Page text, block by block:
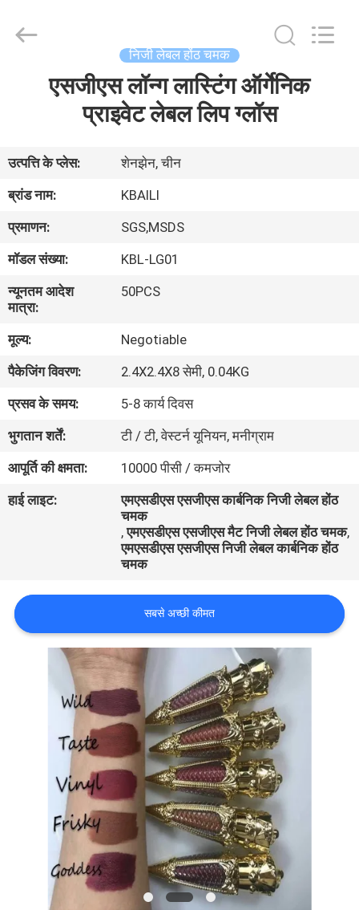
हमारे
बारे
कारखाना
गुणवत्ता
नियंत्रण
संपर्क
करें
की
विनती
आपूर्तिकर्ता.
Copyright
lipsglosses.com.
निजी लेबल होंठ चमक
एसजीएस लॉन्ग लास्टिंग ऑर्गेनिक
प्राइवेट लेबल लिप ग्लॉस
उत्पत्ति के प्लेस:
शेनझेन, चीन
ब्रांड नाम:
KBAILI
प्रमाणन:
SGS,MSDS
मॉडल संख्या:
KBL-LG01
न्यूनतम आदेश
मात्रा:
50PCS
मूल्य:
Negotiable
पैकेजिंग विवरण:
2.4X2.4X8 सेमी, 0.04KG
प्रसव के समय:
5-8 कार्य दिवस
भुगतान शर्तें:
टी / टी, वेस्टर्न यूनियन, मनीग्राम
आपूर्ति की क्षमता:
10000 पीसी / कमजोर
हाई लाइट:
एमएसडीएस एसजीएस कार्बनिक निजी लेबल होंठ
चमक
,एमएसडीएस एसजीएस मैट निजी लेबल होंठ चमक,
एमएसडीएस एसजीएस निजी लेबल कार्बनिक होंठ
चमक
सबसे अच्छी कीमत